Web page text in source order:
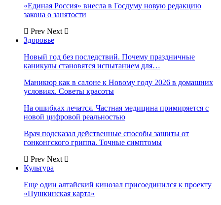
«Единая Россия» внесла в Госдуму новую редакцию
закона о занятости
Prev Next
Здоровье
Новый год без последствий. Почему праздничные
каникулы становятся испытанием для…
Маникюр как в салоне к Новому году 2026 в домашних
условиях. Советы красоты
На ошибках лечатся. Частная медицина примиряется с
новой цифровой реальностью
Врач подсказал действенные способы защиты от
гонконгского гриппа. Точные симптомы
Prev Next
Культура
Еще один алтайский кинозал присоединился к проекту
«Пушкинская карта»